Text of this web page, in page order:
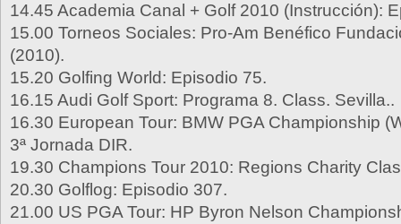
14.45 Academia Canal + Golf 2010 (Instrucción):
15.00 Torneos Sociales: Pro-Am Benéfico
(2010).
15.20 Golfing World: Episodio 75.
16.15 Audi Golf Sport: Programa 8. Class. Sevilla..
16.30 European Tour: BMW PGA Championship
3ª Jornada DIR.
19.30 Champions Tour 2010: Regions Charity
20.30 Golflog: Episodio 307.
21.00 US PGA Tour: HP Byron Nelson